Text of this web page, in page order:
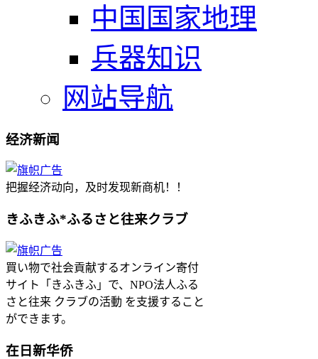
中国国家地理
兵器知识
网站导航
经济新闻
把握经济动向，及时发现新商机！！
きふきふ*ふるさと往来クラブ
買い物で社会貢献するオンライン寄付
サイト「きふきふ」で、NPO法人ふる
さと往来 クラブの活動 を支援すること
ができます。
在日新华侨